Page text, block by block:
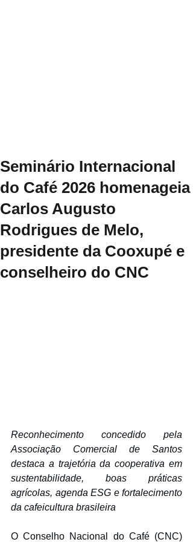
Seminário Internacional
do Café 2026 homenageia
Carlos Augusto
Rodrigues de Melo,
presidente da Cooxupé e
conselheiro do CNC
Reconhecimento concedido pela
Associação Comercial de Santos
destaca a trajetória da cooperativa em
sustentabilidade, boas práticas
agrícolas, agenda ESG e fortalecimento
da cafeicultura brasileira
O Conselho Nacional do Café (CNC)